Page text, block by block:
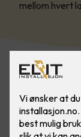
mellom hvert